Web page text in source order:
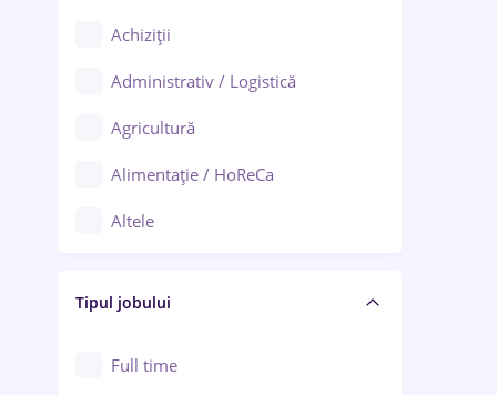
Galați (Galați)
Ploiești
Arad
Achiziții
Administrativ / Logistică
Agricultură
Alimentație / HoReCa
Altele
Asigurări
Au pair / Babysitter / Curățenie
Tipul jobului
Full time